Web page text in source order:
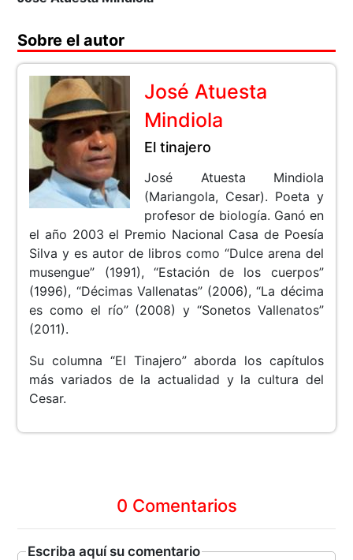
Sobre el autor
José Atuesta
Mindiola
El tinajero
José Atuesta Mindiola
(Mariangola, Cesar). Poeta y
profesor de biología. Ganó en
el año 2003 el Premio Nacional Casa de Poesía
Silva y es autor de libros como “Dulce arena del
musengue” (1991), “Estación de los cuerpos”
(1996), “Décimas Vallenatas” (2006), “La décima
es como el río” (2008) y “Sonetos Vallenatos”
(2011).
Su columna “El Tinajero” aborda los capítulos
más variados de la actualidad y la cultura del
Cesar.
0 Comentarios
Escriba aquí su comentario